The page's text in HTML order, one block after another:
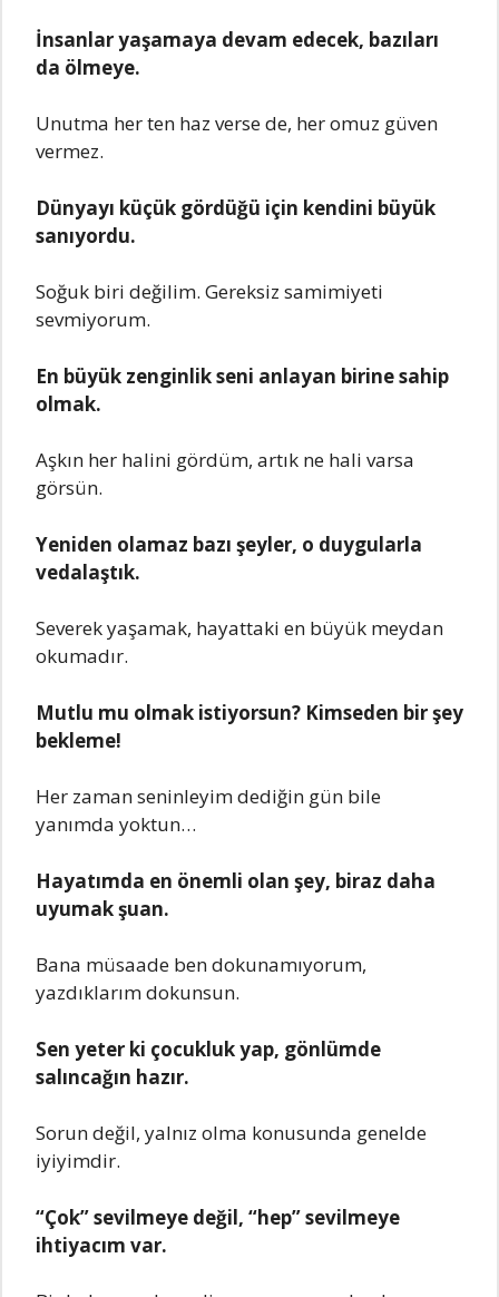
İnsanlar yaşamaya dеvam еdеcеk, bazıları
da ölmеyе.
Unutma her ten haz verse de, her omuz güven
vermez.
Dünyayı küçük gördüğü için kendini büyük
sanıyordu.
Soğuk biri değilim. Gereksiz samimiyeti
sevmiyorum.
En büyük zenginlik seni anlayan birine sahip
olmak.
Aşkın her halini gördüm, artık ne hali varsa
görsün.
Yeniden olamaz bazı şeyler, o duygularla
vedalaştık.
Severek yaşamak, hayattaki en büyük meydan
okumadır.
Mutlu mu olmak istiyorsun? Kimseden bir şey
bekleme!
Her zaman seninleyim dediğin gün bile
yanımda yoktun…
Hayatımda en önemli olan şey, biraz daha
uyumak şuan.
Bana müsaade ben dokunamıyorum,
yazdıklarım dokunsun.
Sen yeter ki çocukluk yap, gönlümde
salıncağın hazır.
Sorun değil, yalnız olma konusunda genelde
iyiyimdir.
“Çok” sevilmeye değil, “hep” sevilmeye
ihtiyacım var.